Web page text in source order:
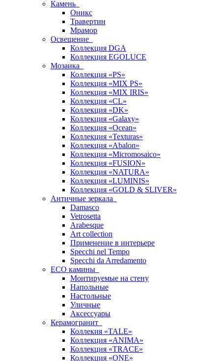
Камень
Оникс
Травертин
Мрамор
Освещение
Коллекция DGA
Коллекция EGOLUCE
Мозаика
Коллекция «PS»
Коллекция «MIX PS»
Коллекция «MIX IRIS»
Коллекция «CL»
Коллекция «DK»
Коллекция «Galaxy»
Коллекция «Ocean»
Коллекция «Texturas»
Коллекция «Abalon»
Коллекция «Micromosaico»
Коллекция «FUSION»
Коллекция «NATURA»
Коллекция «LUMINIS»
Коллекция «GOLD & SLIVER»
Античные зеркала
Damasco
Vetrosetta
Arabesque
Art collection
Применение в интерьере
Specchi nel Tempo
Specchi da Arredamento
ECO камины
Монтируемые на стену
Напольные
Настольные
Уличные
Аксессуары
Керамогранит
Коллекия «TALE»
Коллекция «ANIMA»
Коллекция «TRACE»
Коллекция «ONE»